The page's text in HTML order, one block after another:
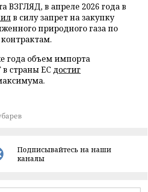
ВЗГЛЯД, в апреле 2026 года в
в силу запрет на закупку
природного газа по
года объем импорта
в страны ЕС достиг
Подписывайтесь на наши
каналы